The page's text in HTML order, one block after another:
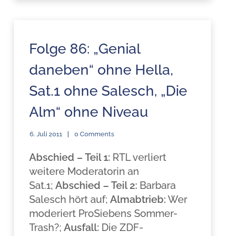
Folge 86: „Genial
daneben“ ohne Hella,
Sat.1 ohne Salesch, „Die
Alm“ ohne Niveau
6. Juli 2011 0 Comments
Abschied – Teil 1: RTL verliert
weitere Moderatorin an
Sat.1;Abschied – Teil 2: Barbara
Salesch hört auf;Almabtrieb: Wer
moderiert ProSiebens Sommer-
Trash?;Ausfall: Die ZDF-